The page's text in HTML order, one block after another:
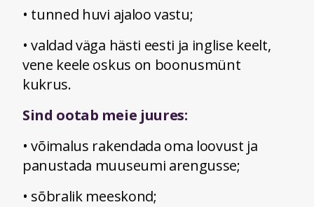
• tunned huvi ajaloo vastu;
• valdad väga hästi eesti ja inglise keelt,
vene keele oskus on boonusmünt
kukrus.
Sind ootab meie juures:
• võimalus rakendada oma loovust ja
panustada muuseumi arengusse;
• sõbralik meeskond;